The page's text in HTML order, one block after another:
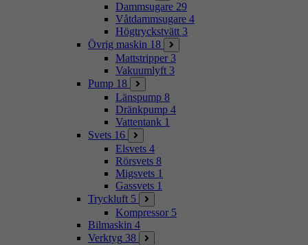
Dammsugare 29
Våtdammsugare 4
Högtryckstvätt 3
Övrig maskin 18
Mattstripper 3
Vakuumlyft 3
Pump 18
Länspump 8
Dränkpump 4
Vattentank 1
Svets 16
Elsvets 4
Rörsvets 8
Migsvets 1
Gassvets 1
Tryckluft 5
Kompressor 5
Bilmaskin 4
Verktyg 38